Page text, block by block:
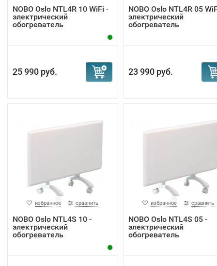
NOBO Oslo NTL4R 10 WiFi -
электрический
обогреватель
25 990 руб.
NOBO Oslo NTL4R 05
электрический
обогреватель
23 990 руб.
избранное сравнить
NOBO Oslo NTL4S 10 -
электрический
обогреватель
избранное сравнить
NOBO Oslo NTL4S 05 -
электрический
обогреватель